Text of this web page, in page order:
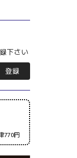
下さい
登録
770円